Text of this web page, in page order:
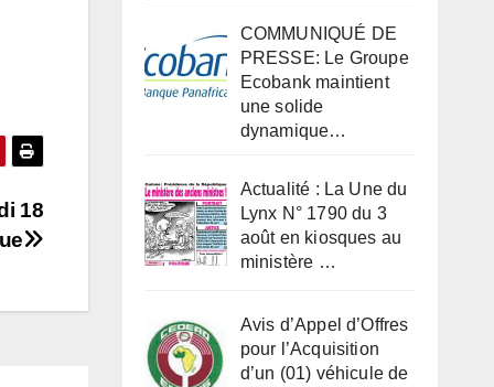
18
COMMUNIQUÉ DE
PRESSE: Le Groupe
Ecobank maintient
une solide
dynamique…
Actualité : La Une du
Lynx N° 1790 du 3
août en kiosques au
ministère …
Avis d’Appel d’Offres
pour l’Acquisition
d’un (01) véhicule de